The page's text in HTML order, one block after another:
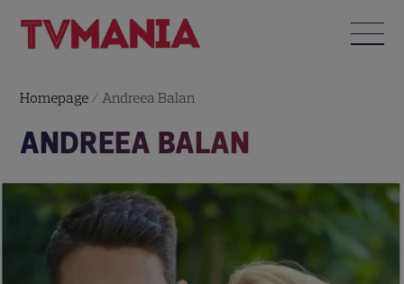
Homepage / Andreea Balan
ANDREEA BALAN